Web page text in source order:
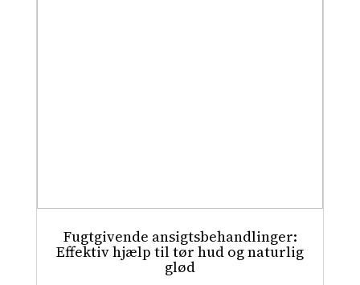
Fugtgivende ansigtsbehandlinger:
Effektiv hjælp til tør hud og naturlig
glød